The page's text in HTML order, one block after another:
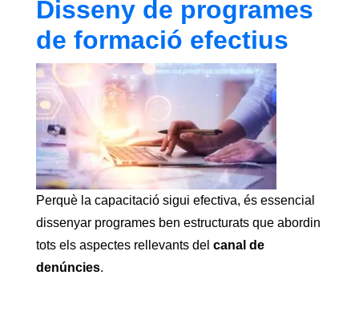
Disseny de programes
de formació efectius
Perquè la capacitació sigui efectiva, és essencial
dissenyar programes ben estructurats que abordin
tots els aspectes rellevants del canal de
denúncies.